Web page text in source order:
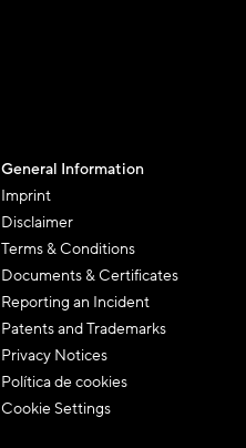
General Information
Imprint
Disclaimer
Terms & Conditions
Documents & Certificates
Reporting an Incident
Patents and Trademarks
Privacy Notices
Política de cookies
Cookie Settings